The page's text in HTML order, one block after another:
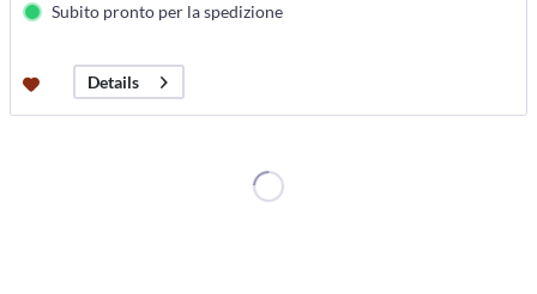
Subito pronto per la spedizione
Details